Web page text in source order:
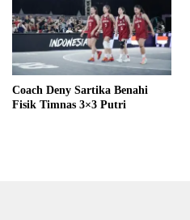
Coach Deny Sartika Benahi
Fisik Timnas 3×3 Putri